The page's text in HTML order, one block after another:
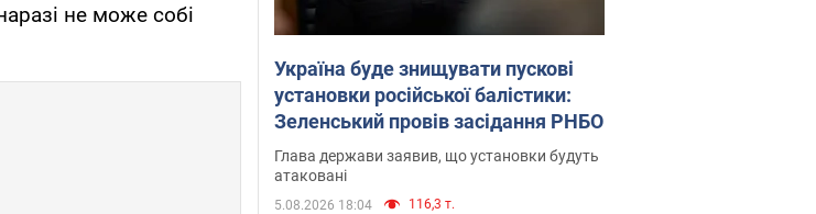
не може собі
Україна буде знищувати пускові
установки російської балістики:
Зеленський провів засідання РНБО
Глава держави заявив, що установки будуть
атаковані
5.08.2026 18:04 116,3 т.